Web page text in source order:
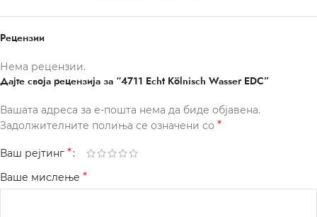
Рецензии
Нема рецензии.
Дајте своја рецензија за “4711 Echt Kölnisch Wasser EDC”
Вашата адреса за е-пошта нема да биде објавена.
Задолжителните полиња се означени со *
Ваш рејтинг *
Ваше мислење *